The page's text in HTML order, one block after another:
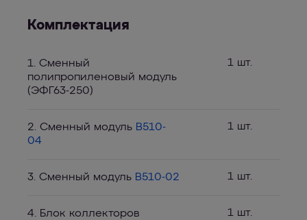
Комплектация
1. Сменный
полипропиленовый модуль
(ЭФГ63-250)
1 шт.
2. Сменный модуль B510-
04
1 шт.
3. Сменный модуль B510-02 1 шт.
4. Блок коллекторов 1 шт.